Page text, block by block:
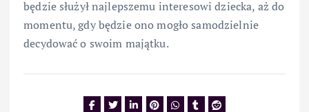
będzie służył najlepszemu interesowi dziecka, aż do
momentu, gdy będzie ono mogło samodzielnie
decydować o swoim majątku.